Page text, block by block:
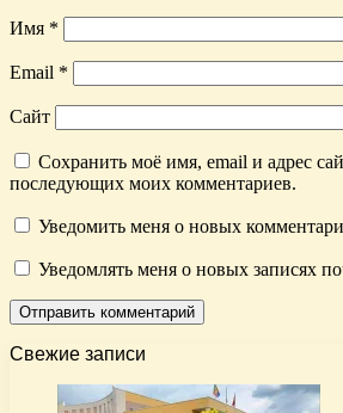
Имя *
Email *
Сайт
Сохранить моё имя, email и адрес
последующих моих комментариев.
Уведомить меня о новых
Уведомлять меня о новых записях
Свежие записи